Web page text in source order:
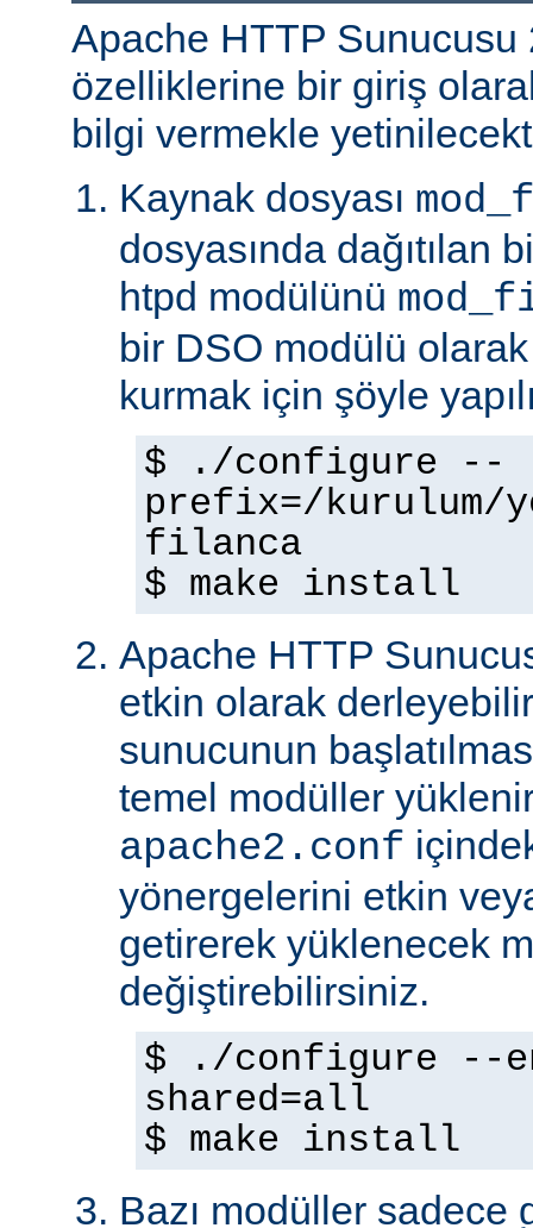
Apache HTTP Sunucusu
özelliklerine bir giriş
bilgi vermekle
Kaynak dosyası
dosyasında dağıtılan
htpd modülünü
bir DSO modülü
kurmak için şöyle
$ ./configure --
prefix=/kurulum/
filanca
$ make install
Apache HTTP
etkin olarak
sunucunun
temel modüller
apache2.conf
yönergelerini etkin
getirerek yüklenecek
değiştirebilirsiniz.
$ ./configure --
shared=all
$ make install
Bazı modüller